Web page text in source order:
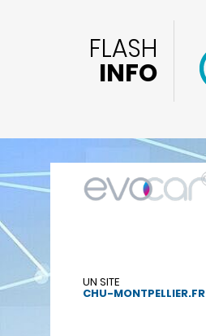
FLASH
INFO
UN SITE
CHU-MONTPELLIER.FR